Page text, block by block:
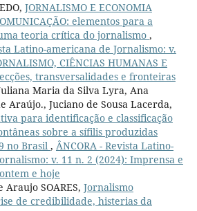
JORNALISMO E ECONOMIA
elementos para a
teoria crítica do jornalismo ,
Latino-americana de Jornalismo: v.
CIÊNCIAS HUMANAS E
transversalidades e fronteiras
Maria da Silva Lyra, Ana
Araújo., Juciano de Sousa Lacerda,
para identificação e classificação
sobre a sífilis produzidas
no Brasil , ÂNCORA - Revista Latino-
v. 11 n. 2 (2024): Imprensa e
e hoje
Araujo SOARES, Jornalismo
de credibilidade, histerias da